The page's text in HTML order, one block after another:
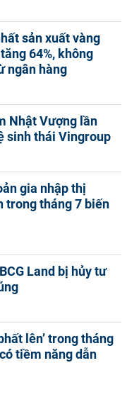
sản xuất vàng
64%, không
ngân hàng
Nhật Vượng lần
sinh thái Vingroup
gia nhập thị
trong tháng 7 biến
Land bị hủy tư
lên’ trong tháng
tiềm năng dẫn